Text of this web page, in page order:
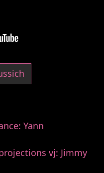
Yann
vj: Jimmy